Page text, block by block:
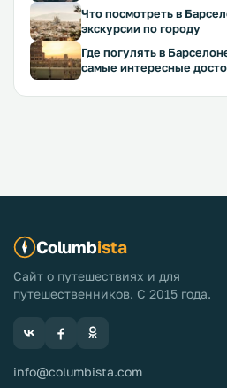
Что посмотреть в
экскурсии по городу
Где погулять в
самые интересные
Columbista
Сайт о путешествиях и для
путешественников. С 2015 года.
info@columbista.com